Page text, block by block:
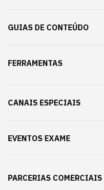
GUIAS DE CONTEÚDO
FERRAMENTAS
CANAIS ESPECIAIS
EVENTOS EXAME
PARCERIAS COMERCIAIS